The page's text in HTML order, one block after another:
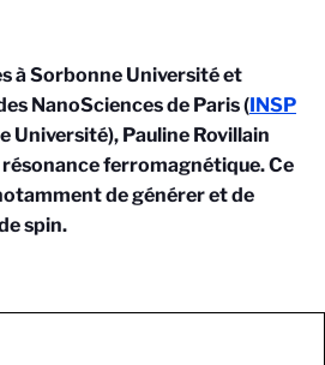
à Sorbonne Université et
NanoSciences de Paris (INSP
Université), Pauline Rovillain
ferromagnétique. Ce
de générer et de
spin.